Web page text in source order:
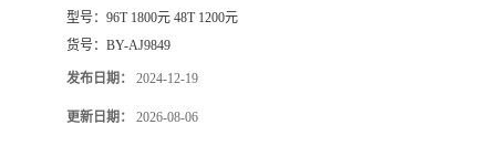
型号： 96T 1800元 48T 1200元
货号： BY-AJ9849
发布日期： 2024-12-19
更新日期： 2026-08-06